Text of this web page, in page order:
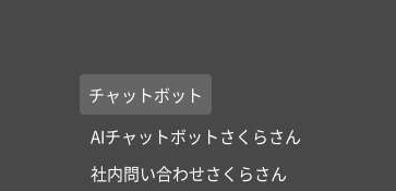
チャットボット
AIチャットボットさくらさん
社内問い合わせさくらさん